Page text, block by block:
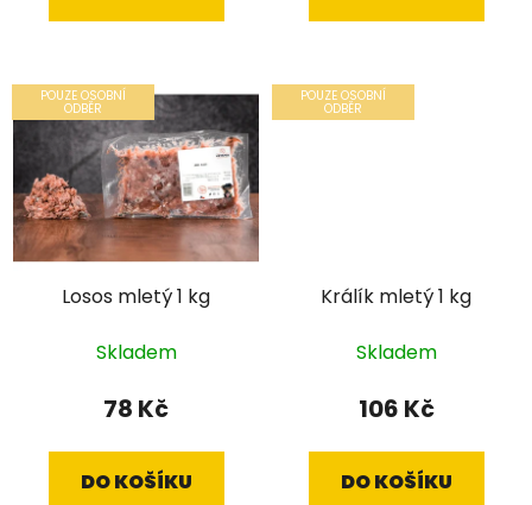
POUZE OSOBNÍ
ODBĚR
Losos mletý 1 kg
Skladem
78 Kč
DO KOŠÍKU
POUZE OSOBNÍ
ODBĚR
Králík mletý 1 kg
Skladem
106 Kč
DO KOŠÍKU